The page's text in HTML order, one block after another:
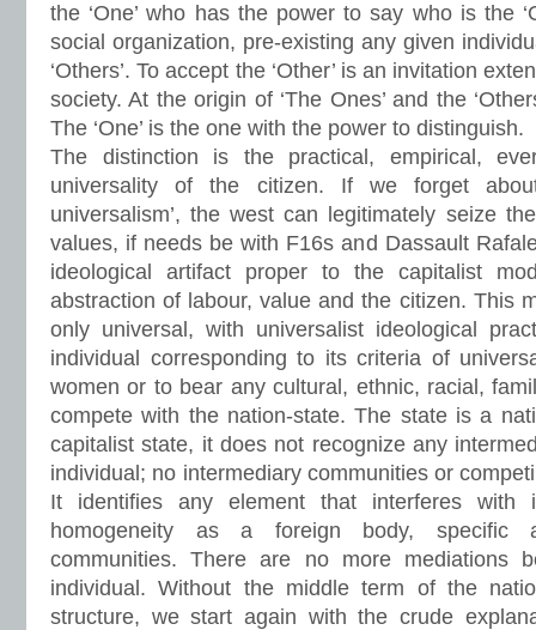
the ‘One’ who has the power to say who is the
social organization, pre-existing any given
‘Others’. To accept the ‘Other’ is an invitation
society. At the origin of ‘The Ones’ and the
The ‘One’ is the one with the power to distinguish.
The distinction is the practical, empirical,
universality of the citizen. If we forget
universalism’, the west can legitimately seize
values, if needs be with F16s and Dassault
ideological artifact proper to the capitalist
abstraction of labour, value and the citizen. This
only universal, with universalist ideological
individual corresponding to its criteria of
women or to bear any cultural, ethnic, racial,
compete with the nation-state. The state is a
capitalist state, it does not recognize any
individual; no intermediary communities or
It identifies any element that interferes with
homogeneity as a foreign body, specific
communities. There are no more mediations
individual. Without the middle term of the
structure, we start again with the crude